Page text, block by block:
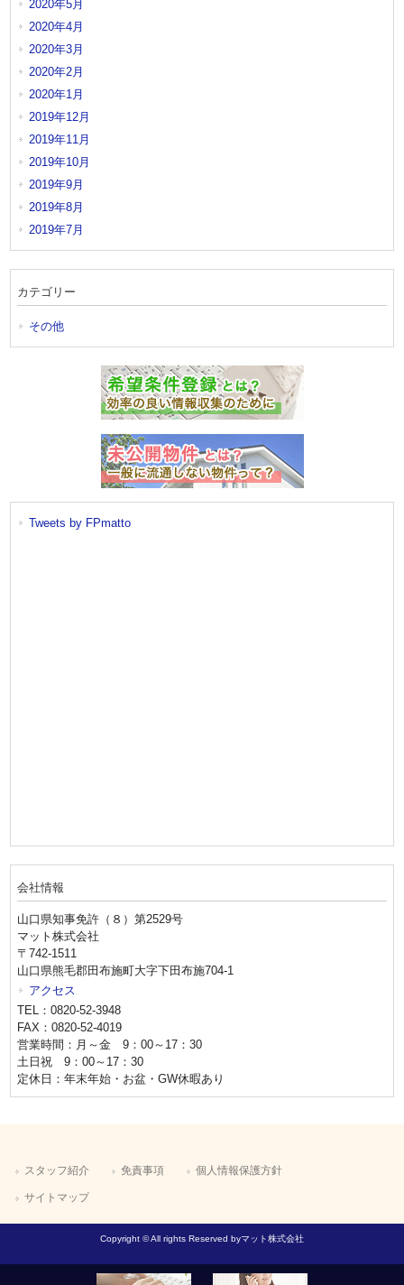
2020年5月
2020年4月
2020年3月
2020年2月
2020年1月
2019年12月
2019年11月
2019年10月
2019年9月
2019年8月
2019年7月
カテゴリー
その他
Tweets by FPmatto
会社情報
山口県知事免許（８）第2529号
マット株式会社
〒742-1511
山口県熊毛郡田布施町大字下田布施704-1
アクセス
TEL：0820-52-3948
FAX：0820-52-4019
営業時間：月～金 9：00～17：30
土日祝 9：00～17：30
定休日：年末年始・お盆・GW休暇あり
スタッフ紹介 免責事項 個人情報保護方針
サイトマップ
Copyright © All rights Reserved byマット株式会社